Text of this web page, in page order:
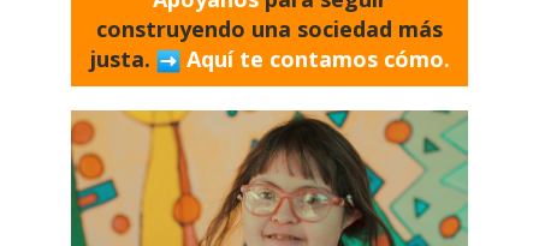
construyendo una sociedad más
justa.
Aquí te contamos cómo.